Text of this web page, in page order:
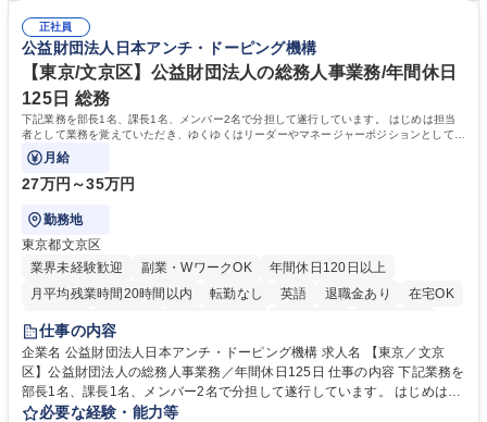
務人事】経験者歓迎！/阪急阪神HDグループ/年休124日
囲のメンバーと協調しつつ主体性を持って能動的に業務を推進できる方 学
歴・資格 学歴：大学院 大学 高専 短大 専修学校 高校 語学力： 資格：
正社員
公益財団法人日本アンチ・ドーピング機構
【東京/文京区】公益財団法人の総務人事業務/年間休日
125日 総務
下記業務を部長1名、課長1名、メンバー2名で分担して遂行しています。 はじめは担当
者として業務を覚えていただき、ゆくゆくはリーダーやマネージャーポジションとして活
躍いただくことを期待しています。
月給
27万円～35万円
勤務地
東京都文京区
業界未経験歓迎
副業・WワークOK
年間休日120日以上
月平均残業時間20時間以内
転勤なし 英語 退職金あり
在宅OK
賞与あり
育休あり
食事補助あり
仕事の内容
企業名 公益財団法人日本アンチ・ドーピング機構 求人名 【東京／文京
区】公益財団法人の総務人事業務／年間休日125日 仕事の内容 下記業務を
部長1名、課長1名、メンバー2名で分担して遂行しています。 はじめは担
当者として業務を覚えていただき、ゆくゆくはリーダーやマネージャーポ
必要な経験・能力等